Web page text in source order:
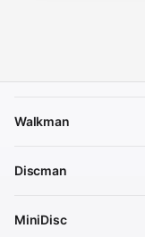
Walkman
Discman
MiniDisc